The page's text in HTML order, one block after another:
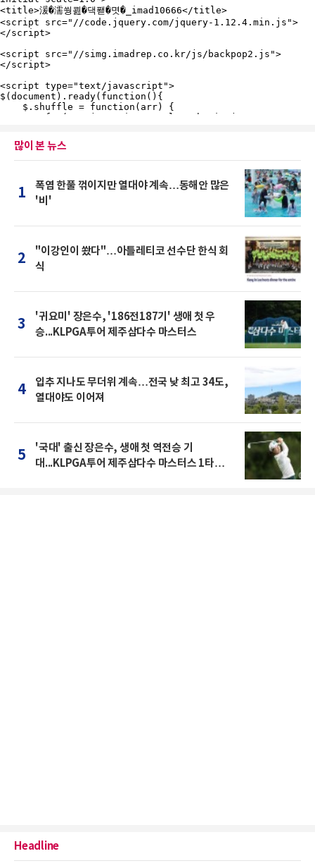
많이 본 뉴스
1
폭염 한풀 꺾이지만 열대야 계속…동해안 많은
'비'
2
"이강인이 쐈다"…아틀레티코 선수단 한식 회
식
3
'귀요미' 장은수, '186전187기' 생애 첫 우
승...KLPGA투어 제주삼다수 마스터스
4
입추 지나도 무더위 계속…전국 낮 최고 34도,
열대야도 이어져
5
'국대' 출신 장은수, 생애 첫 역전승 기
대...KLPGA투어 제주삼다수 마스터스 1타차
Headline